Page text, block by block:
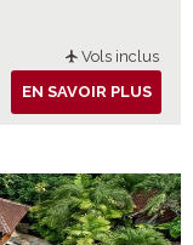
Vols inclus
EN SAVOIR PLUS